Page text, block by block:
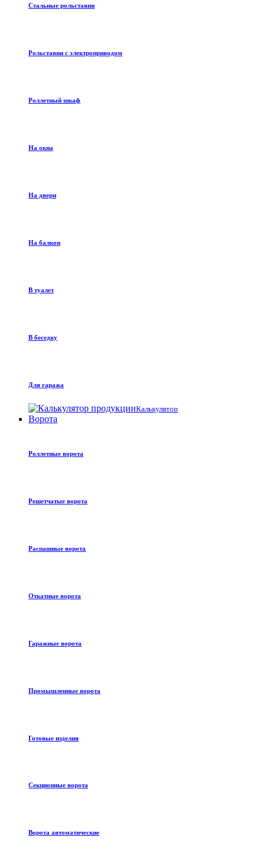
Стальные рольставни
Рольставни с электроприводом
Роллетный шкаф
На окна
На двери
На балкон
В туалет
В беседку
Для гаража
Калькулятор
Ворота
Роллетные ворота
Решетчатые ворота
Распашные ворота
Откатные ворота
Гаражные ворота
Промышленные ворота
Готовые изделия
Секционные ворота
Ворота автоматические